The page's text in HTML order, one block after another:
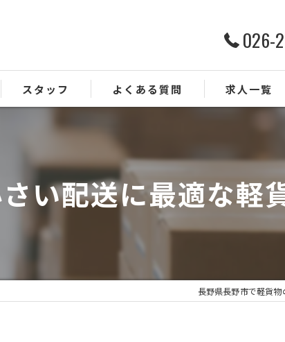
026-
スタッフ よくある質問 求人一覧
い配送に最適な軽
長野県長野市で軽貨